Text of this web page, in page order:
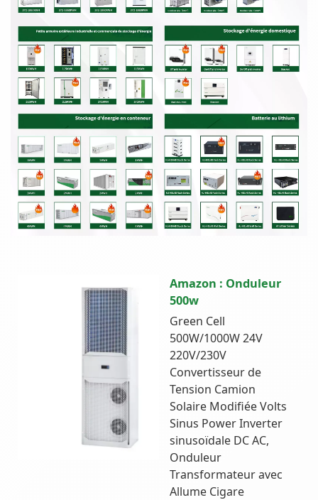
Amazon : Onduleur
500w
Green Cell
500W/1000W 24V
220V/230V
Convertisseur de
Tension Camion
Solaire Modifiée Volts
Sinus Power Inverter
sinusoïdale DC AC,
Onduleur
Transformateur avec
Allume Cigare